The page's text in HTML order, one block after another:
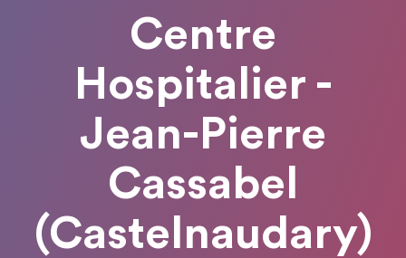
Centre
Hospitalier -
Jean-Pierre
Cassabel
(Castelnaudary)